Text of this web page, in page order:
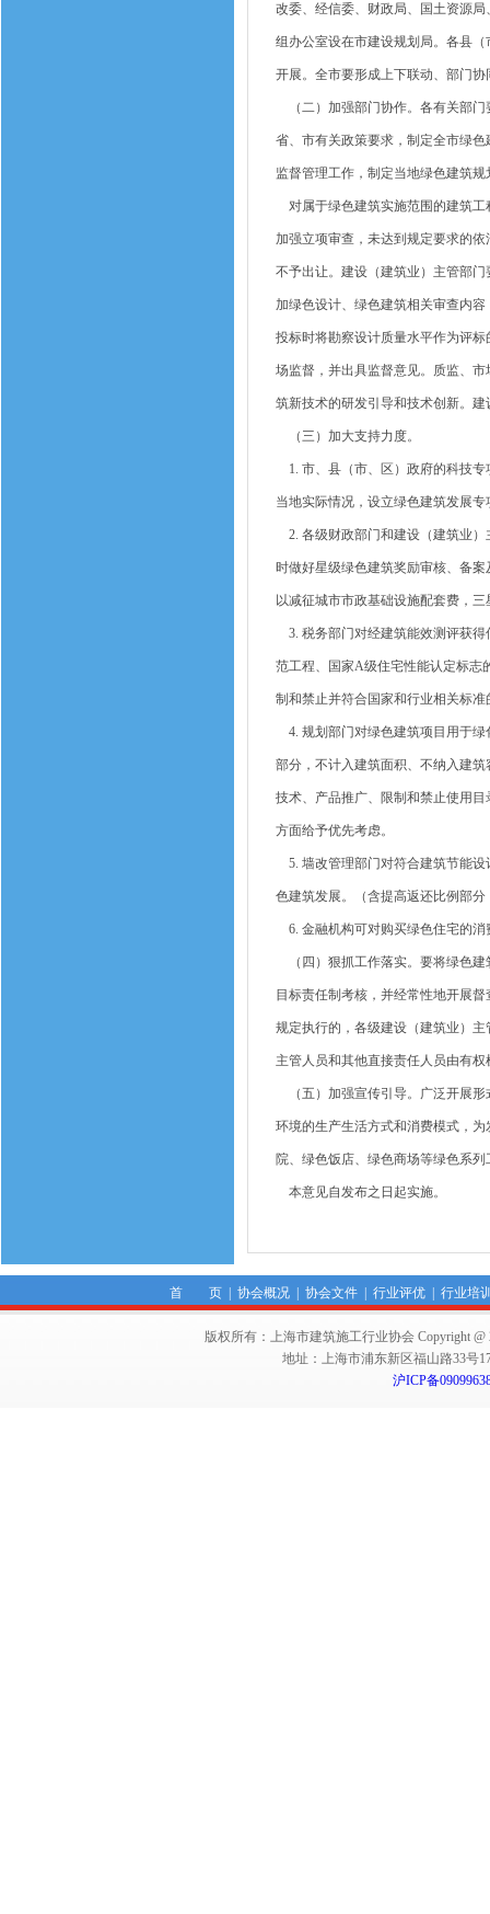
改委、经信委、财政局、国土资源
组办公室设在市建设规划局。各县
开展。全市要形成上下联动、部门
（二）加强部门协作。各有关部门
省、市有关政策要求，制定全市绿
监督管理工作，制定当地绿色建筑规
对属于绿色建筑实施范围的建筑工
加强立项审查，未达到规定要求的
不予出让。建设（建筑业）主管部
加绿色设计、绿色建筑相关审查内
投标时将勘察设计质量水平作为评
场监督，并出具监督意见。质监、
筑新技术的研发引导和技术创新。
（三）加大支持力度。
1. 市、县（市、区）政府的科技专
当地实际情况，设立绿色建筑发展
2. 各级财政部门和建设（建筑业）
时做好星级绿色建筑奖励审核、备
以减征城市市政基础设施配套费，
3. 税务部门对经建筑能效测评获得
范工程、国家A级住宅性能认定标志
制和禁止并符合国家和行业相关标
4. 规划部门对绿色建筑项目用于绿
部分，不计入建筑面积、不纳入建
技术、产品推广、限制和禁止使用
方面给予优先考虑。
5. 墙改管理部门对符合建筑节能设
色建筑发展。（含提高返还比例部
6. 金融机构可对购买绿色住宅的消
（四）狠抓工作落实。要将绿色建
目标责任制考核，并经常性地开展
规定执行的，各级建设（建筑业）
主管人员和其他直接责任人员由有
（五）加强宣传引导。广泛开展形
环境的生产生活方式和消费模式，
院、绿色饭店、绿色商场等绿色系
本意见自发布之日起实施。
首 页| 协会概况| 协会文件| 行业评优| 行业培
版权所有：上海市建筑施工行业协会 Copyright @
地址：上海市浦东新区福山路33号
沪ICP备